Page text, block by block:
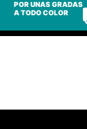
POR UNAS GRADAS
A TODO COLOR